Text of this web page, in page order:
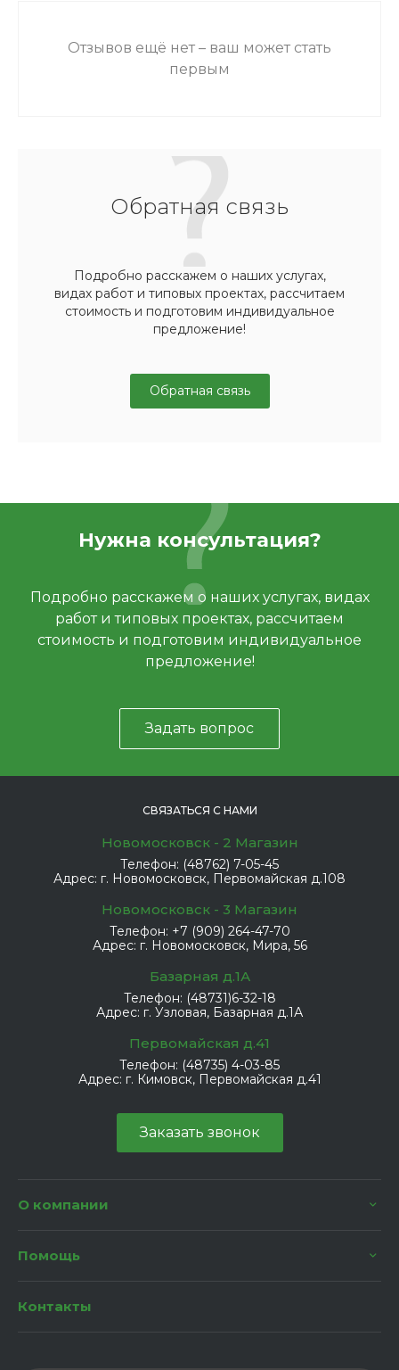
Отзывов ещё нет – ваш может стать
первым
Обратная связь
Подробно расскажем о наших услугах,
видах работ и типовых проектах, рассчитаем
стоимость и подготовим индивидуальное
предложение!
Обратная связь
Нужна консультация?
Подробно расскажем о наших услугах, видах
работ и типовых проектах, рассчитаем
стоимость и подготовим индивидуальное
предложение!
Задать вопрос
СВЯЗАТЬСЯ С НАМИ
Новомосковск - 2 Магазин
Телефон: (48762) 7-05-45
Адрес: г. Новомосковск, Первомайская д.108
Новомосковск - 3 Магазин
Телефон: +7 (909) 264-47-70
Адрес: г. Новомосковск, Мира, 56
Базарная д.1А
Телефон: (48731)6-32-18
Адрес: г. Узловая, Базарная д.1А
Первомайская д.41
Телефон: (48735) 4-03-85
Адрес: г. Кимовск, Первомайская д.41
Заказать звонок
О компании
Помощь
Контакты